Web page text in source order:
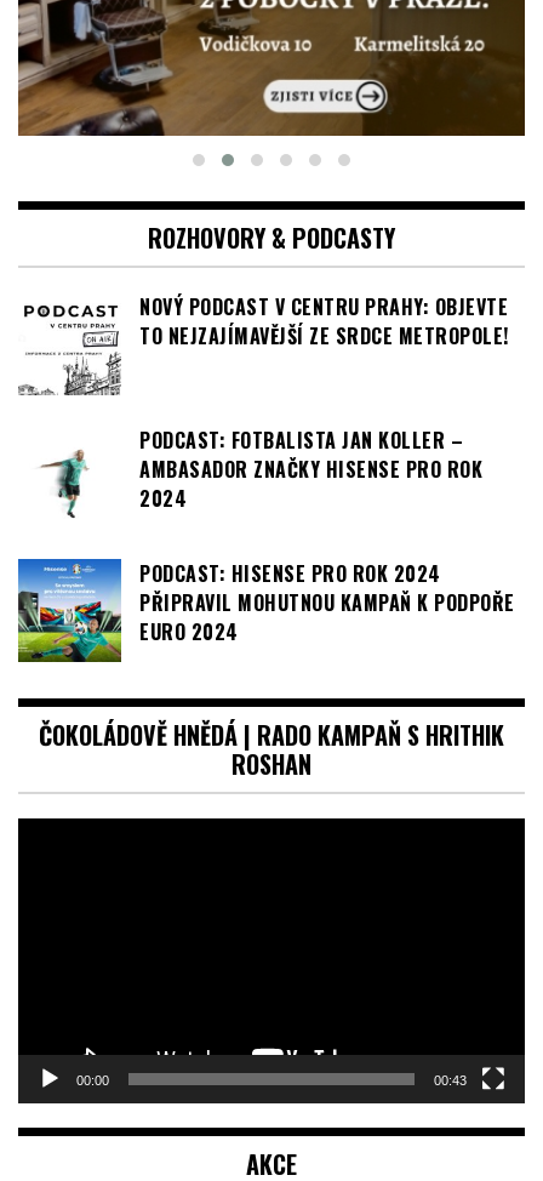
ROZHOVORY & PODCASTY
NOVÝ PODCAST V CENTRU PRAHY: OBJEVTE
TO NEJZAJÍMAVĚJŠÍ ZE SRDCE METROPOLE!
PODCAST: FOTBALISTA JAN KOLLER –
AMBASADOR ZNAČKY HISENSE PRO ROK
2024
PODCAST: HISENSE PRO ROK 2024
PŘIPRAVIL MOHUTNOU KAMPAŇ K PODPOŘE
EURO 2024
ČOKOLÁDOVĚ HNĚDÁ | RADO KAMPAŇ S HRITHIK
ROSHAN
00:00 00:43
AKCE